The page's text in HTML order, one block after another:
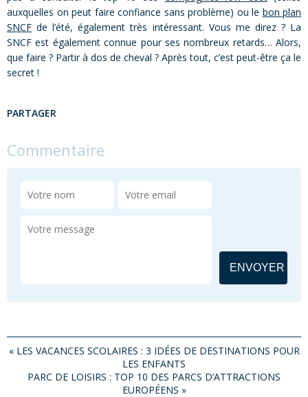
auxquelles on peut faire confiance sans problème) ou le bon plan
SNCF de l’été, également très intéressant. Vous me direz ? La
SNCF est également connue pour ses nombreux retards… Alors,
que faire ? Partir à dos de cheval ? Après tout, c’est peut-être ça le
secret !
PARTAGER
Commentaire
« LES VACANCES SCOLAIRES : 3 IDÉES DE DESTINATIONS POUR
LES ENFANTS
PARC DE LOISIRS : TOP 10 DES PARCS D’ATTRACTIONS
EUROPÉENS »